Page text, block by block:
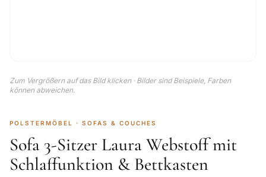
Zum Vergrößern auf das Bild klicken · Bilder sind Beispiele, Farben
können abweichen.
POLSTERMÖBEL · SOFAS & COUCHES
Sofa 3-Sitzer Laura Webstoff mit
Schlaffunktion & Bettkasten